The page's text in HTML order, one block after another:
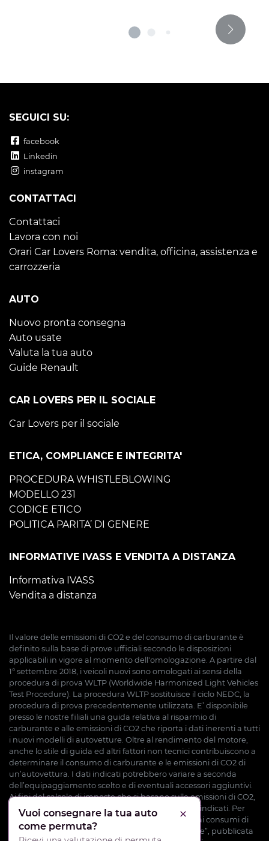
SEGUICI SU:
facebook
Linkedin
instagram
CONTATTACI
Contattaci
Lavora con noi
Orari Car Lovers Roma: vendita, officina, assistenza e
carrozzeria
AUTO
Nuovo pronta consegna
Auto usate
Valuta la tua auto
Guide Renault
CAR LOVERS PER IL SOCIALE
Car Lovers per il sociale
ETICA, COMPLIANCE E INTEGRITA'
PROCEDURA WHISTLEBLOWING
MODELLO 231
CODICE ETICO
POLITICA PARITA’ DI GENERE
INFORMATIVE IVASS E VENDITA A DISTANZA
Informativa IVASS
Vendita a distanza
Il valore delle emissioni di CO2 e del consumo di carburante è
definito sulla base di prove ufficiali secondo le disposizioni
applicabili in vigore al momento dell'omologazione. A partire dal
1° settembre 2018, i veicoli nuovi sono omologati ai sensi della
procedura di prova WLTP (Worldwide Harmonized Light Vehicles
Test Procedure). La procedura WLTP sostituisce il ciclo NEDC, la
procedura di prova precedentemente utilizzata. E’ disponibile
presso le nostre filiali una guida relativa al risparmio di
carburante e alle emissioni di CO2 che riporta i dati inerenti a tutti
i nuovi modelli di autovetture. Oltre al rendimento del motore,
anche lo stile di guida ed altri fattori non tecnici contribuiscono a
determinare il consumo di carburante e le emissioni di CO2 di
un’autovettura. I dati indicati potrebbero variare a seconda
dell’equipaggiamento scelto e di eventuali accessori aggiuntivi.
Ai fini del calcolo di imposte che si basano sulle emissioni di CO2,
potrebbero essere applicati valori diversi da quelli indicati. Per
ulteriori informazioni potete consultare la “Guida ai consumi di
carburante e alle emissioni di CO2 di nuove vetture”, pubblicata
Vuoi consegnare la tua auto
come permuta?
Chiudi